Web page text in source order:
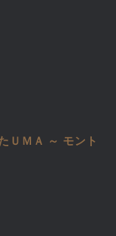
ＵＭＡ ～ モント